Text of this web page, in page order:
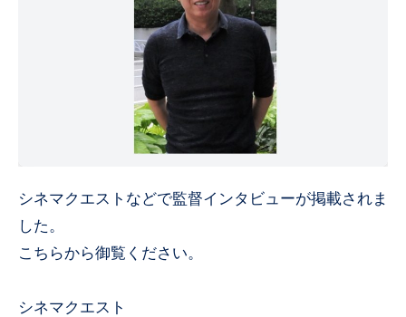
シネマクエストなどで監督インタビューが掲載されま
した。
こちらから御覧ください。
シネマクエスト